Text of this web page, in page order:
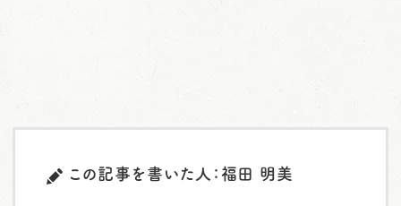
この記事を書いた人：福田 明美